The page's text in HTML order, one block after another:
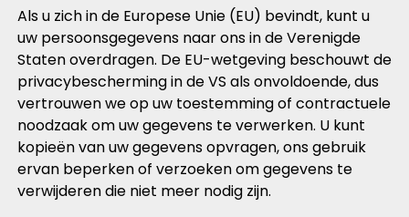
Als u zich in de Europese Unie (EU) bevindt, kunt u
uw persoonsgegevens naar ons in de Verenigde
Staten overdragen. De EU-wetgeving beschouwt de
privacybescherming in de VS als onvoldoende, dus
vertrouwen we op uw toestemming of contractuele
noodzaak om uw gegevens te verwerken. U kunt
kopieën van uw gegevens opvragen, ons gebruik
ervan beperken of verzoeken om gegevens te
verwijderen die niet meer nodig zijn.